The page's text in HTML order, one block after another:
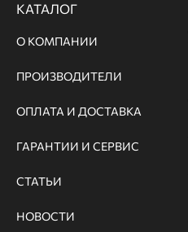
КАТАЛОГ
О КОМПАНИИ
ПРОИЗВОДИТЕЛИ
ОПЛАТА И ДОСТАВКА
ГАРАНТИИ И СЕРВИС
СТАТЬИ
НОВОСТИ